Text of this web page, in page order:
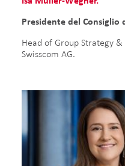
Presidente del Consiglio
Head of Group Strategy &
Swisscom AG.